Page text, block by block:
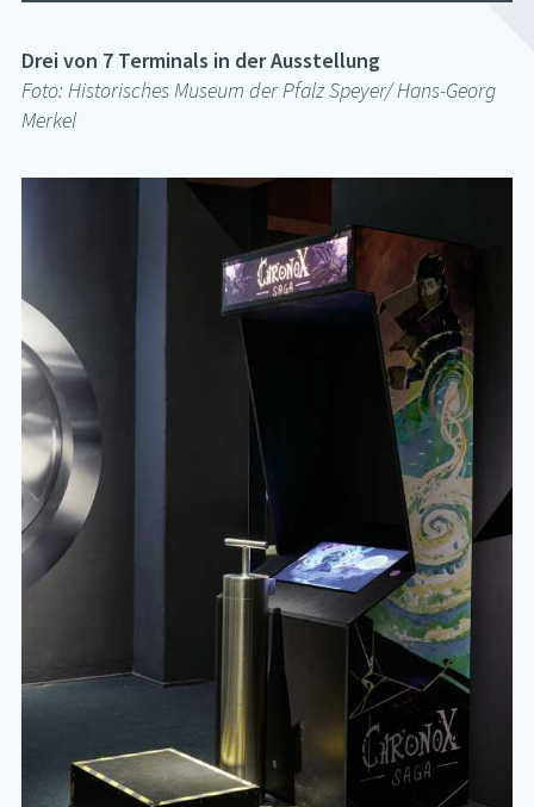
Drei von 7 Terminals in der Ausstellung
Foto: Historisches Museum der Pfalz Speyer/ Hans-Georg
Merkel